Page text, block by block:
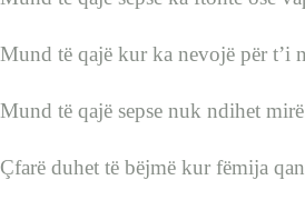
Mund të qajë kur ka nevojë për t’i
Mund të qajë sepse nuk ndihet
Çfarë duhet të bëjmë kur fëmija